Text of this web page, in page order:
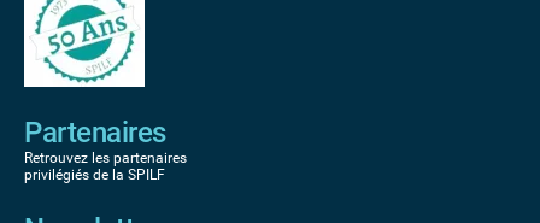
Partenaires
Retrouvez les partenaires
privilégiés de la SPILF